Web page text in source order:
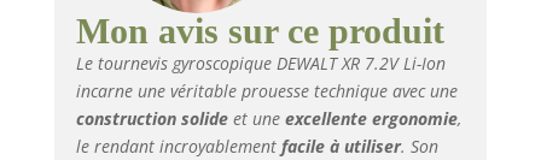
Mon avis sur ce produit
Le tournevis gyroscopique DEWALT XR 7.2V Li-Ion
incarne une véritable prouesse technique avec une
construction solideet une excellente ergonomie,
le rendant incroyablement facile à utiliser. Son